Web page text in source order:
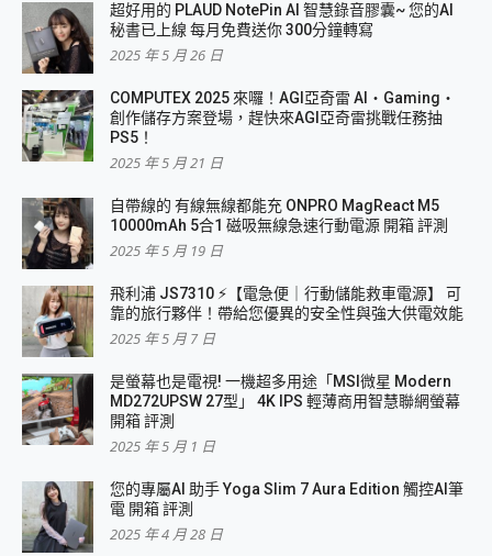
超好用的 PLAUD NotePin AI 智慧錄音膠囊~ 您的AI
秘書已上線 每月免費送你 300分鐘轉寫
2025 年 5 月 26 日
COMPUTEX 2025 來囉！AGI亞奇雷 AI・Gaming・
創作儲存方案登場，趕快來AGI亞奇雷挑戰任務抽
PS5！
2025 年 5 月 21 日
自帶線的 有線無線都能充 ONPRO MagReact M5
10000mAh 5合1 磁吸無線急速行動電源 開箱 評測
2025 年 5 月 19 日
飛利浦 JS7310 ⚡【電急便｜行動儲能救車電源】 可
靠的旅行夥伴！帶給您優異的安全性與強大供電效能
2025 年 5 月 7 日
是螢幕也是電視! 一機超多用途「MSI微星 Modern
MD272UPSW 27型」 4K IPS 輕薄商用智慧聯網螢幕
開箱 評測
2025 年 5 月 1 日
您的專屬AI 助手 Yoga Slim 7 Aura Edition 觸控AI筆
電 開箱 評測
2025 年 4 月 28 日